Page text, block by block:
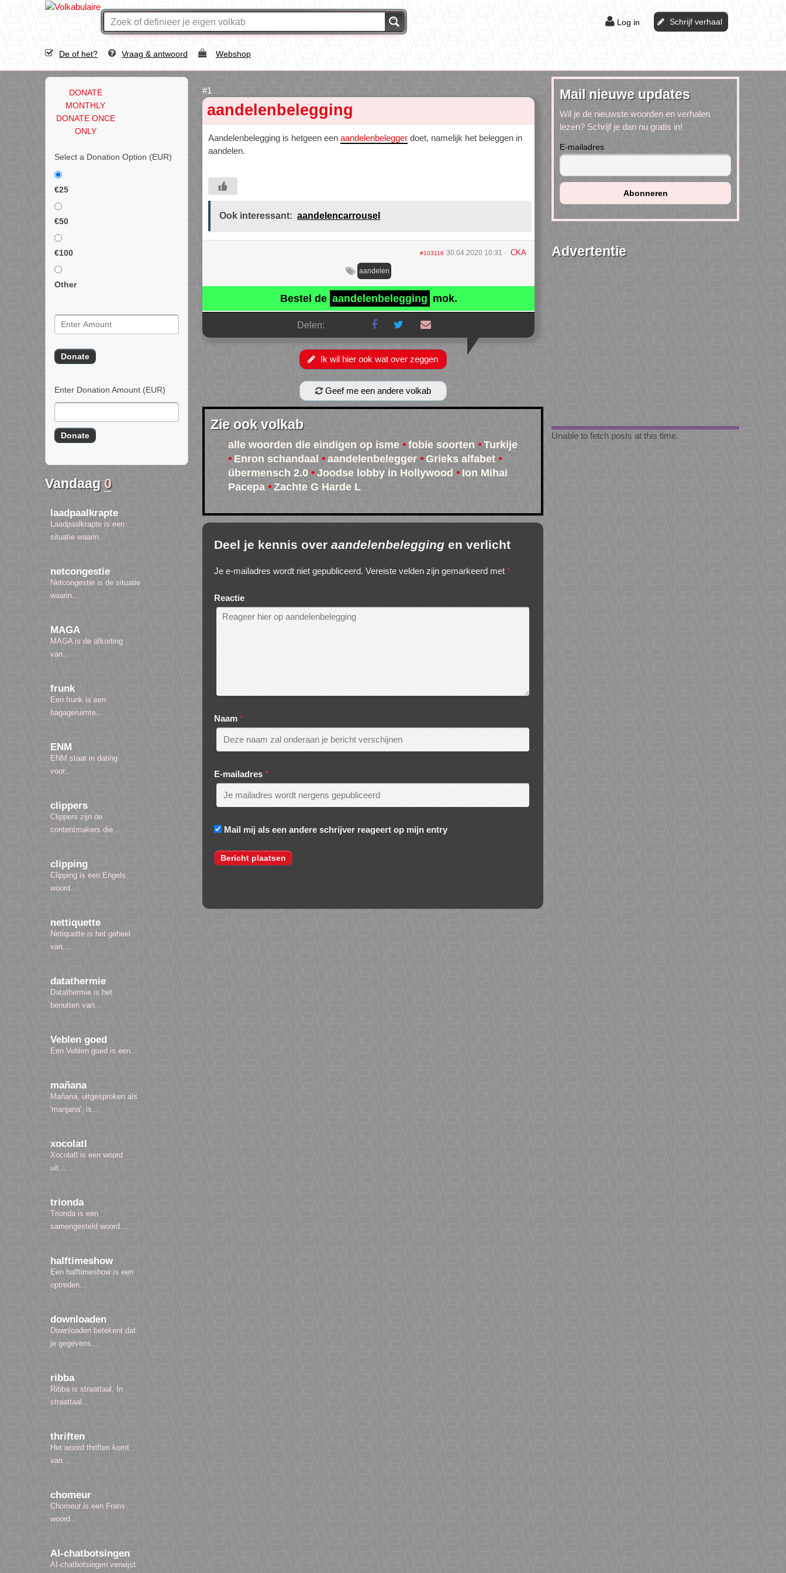
Log in Schrijf verhaal
De of het? Vraag & antwoord Webshop
DONATE
MONTHLY
DONATE ONCE
ONLY
Select a Donation Option (EUR)
€25
€50
€100
Other
Enter Donation Amount (EUR)
Vandaag 0
laadpaalkrapte
Laadpaalkrapte is een
situatie waarin...
netcongestie
Netcongestie is de situatie
waarin...
MAGA
MAGA is de afkorting
van...
frunk
Een frunk is een
bagageruimte...
ENM
ENM staat in dating
voor...
clippers
Clippers zijn de
contentmakers die...
clipping
Clipping is een Engels
woord...
nettiquette
Netiquette is het geheel
van...
datathermie
Datathermie is het
benutten van...
Veblen goed
Een Veblen goed is een...
mañana
Mañana, uitgesproken als
'manjana', is...
xocolatl
Xocolatl is een woord
uit...
trionda
Trionda is een
samengesteld woord...
halftimeshow
Een halftimeshow is een
optreden...
downloaden
Downloaden betekent dat
je gegevens...
ribba
Ribba is straattaal. In
straattaal...
thriften
Het woord thriften komt
van...
chomeur
Chomeur is een Frans
woord...
AI-chatbotsingen
AI-chatbotsingen verwijst
aandelenbelegging
Aandelenbelegging is hetgeen een aandelenbelegger doet, namelijk het beleggen in
aandelen.
Ook interessant: aandelencarrousel
#103116 30.04.2020 10:31 CKA
aandelen
Bestel de aandelenbelegging mok.
Delen:
Ik wil hier ook wat over zeggen
Geef me een andere volkab
Zie ook volkab
alle woorden die eindigen op isme fobie soorten
Turkije
Enron schandaal
aandelenbelegger
Grieks alfabet
übermensch 2.0
Joodse lobby in Hollywood
Ion Mihai
Pacepa
Zachte G Harde L
Deel je kennis over aandelenbelegging en verlicht
Je e-mailadres wordt niet gepubliceerd. Vereiste velden zijn gemarkeerd met *
Reactie
Naam *
E-mailadres *
Mail mij als een andere schrijver reageert op mijn entry
Mail nieuwe updates
Wil je de nieuwste woorden en verhalen
lezen? Schrijf je dan nu gratis in!
E-mailadres
Advertentie
Unable to fetch posts at this time.